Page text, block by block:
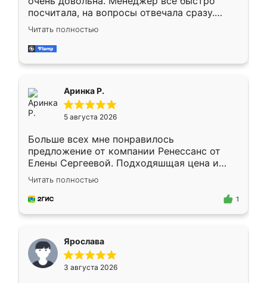
посчитала, на вопросы отвечала сразу.
Замерщик приехал в субботу, подошёл к
делу со всей ответственностью. Собрали
за день, ребята работали аккуратно, даже
Читать полностью
Аринка Р.
5 августа 2026
Больше всех мне понравилось
предложение от компании Ренессанс от
Елены Сергеевой. Подходяшщая цена и
короткие сроки изготовления. Приехавший
для замера сотрудник Владислав
предложил по моему эскизу самый
Читать полностью
1
Ярослава
3 августа 2026